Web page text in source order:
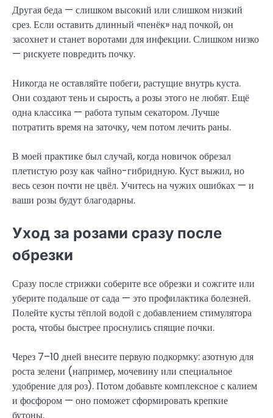
Другая беда — слишком высокий или слишком низкий
срез. Если оставить длинный «пенёк» над почкой, он
засохнет и станет воротами для инфекции. Слишком низко
— рискуете повредить почку.
Никогда не оставляйте побеги, растущие внутрь куста.
Они создают тень и сырость, а розы этого не любят. Ещё
одна классика — работа тупым секатором. Лучше
потратить время на заточку, чем потом лечить раны.
В моей практике был случай, когда новичок обрезал
плетистую розу как чайно-гибридную. Куст выжил, но
весь сезон почти не цвёл. Учитесь на чужих ошибках — и
ваши розы будут благодарны.
Уход за розами сразу после
обрезки
Сразу после стрижки соберите все обрезки и сожгите или
уберите подальше от сада — это профилактика болезней.
Полейте кусты тёплой водой с добавлением стимулятора
роста, чтобы быстрее проснулись спящие почки.
Через 7–10 дней внесите первую подкормку: азотную для
роста зелени (например, мочевину или специальное
удобрение для роз). Потом добавьте комплексное с калием
и фосфором — оно поможет сформировать крепкие
бутоны.